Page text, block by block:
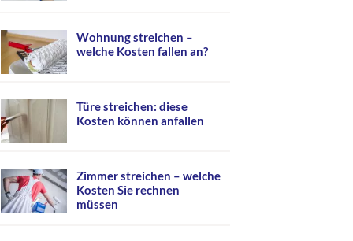
Wohnung streichen –
welche Kosten fallen an?
Türe streichen: diese
Kosten können anfallen
Zimmer streichen – welche
Kosten Sie rechnen
müssen